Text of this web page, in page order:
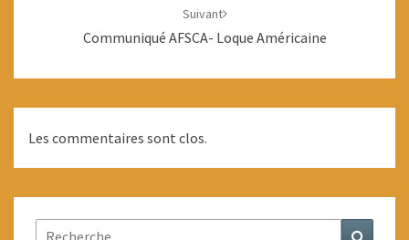
Suivant
Communiqué AFSCA- Loque Américaine
Les commentaires sont clos.
Rechercher :